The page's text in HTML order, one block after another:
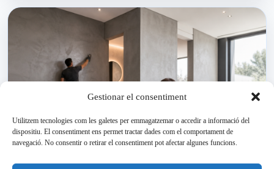
Gestionar el consentiment
Utilitzem tecnologies com les galetes per emmagatzemar o accedir a informació del
dispositiu. El consentiment ens permet tractar dades com el comportament de
navegació. No consentir o retirar el consentiment pot afectar algunes funcions.